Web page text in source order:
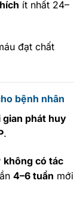
ít nhất 24–
đạt chất
bệnh nhân
gian phát huy
.
không có tác
4–6 tuần mới